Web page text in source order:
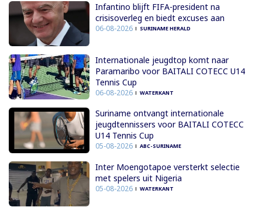
Infantino blijft FIFA-president na
crisisoverleg en biedt excuses aan
06-08-2026 SURINAME HERALD
Internationale jeugdtop komt naar
Paramaribo voor BAITALI COTECC U14
Tennis Cup
06-08-2026 WATERKANT
Suriname ontvangt internationale
jeugdtennissers voor BAITALI COTECC
U14 Tennis Cup
05-08-2026 ABC-SURINAME
Inter Moengotapoe versterkt selectie
met spelers uit Nigeria
05-08-2026 WATERKANT